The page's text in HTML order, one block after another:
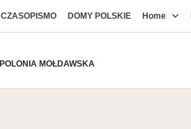
CZASOPISMO DOMY POLSKIE Home
POLONIA MOŁDAWSKA